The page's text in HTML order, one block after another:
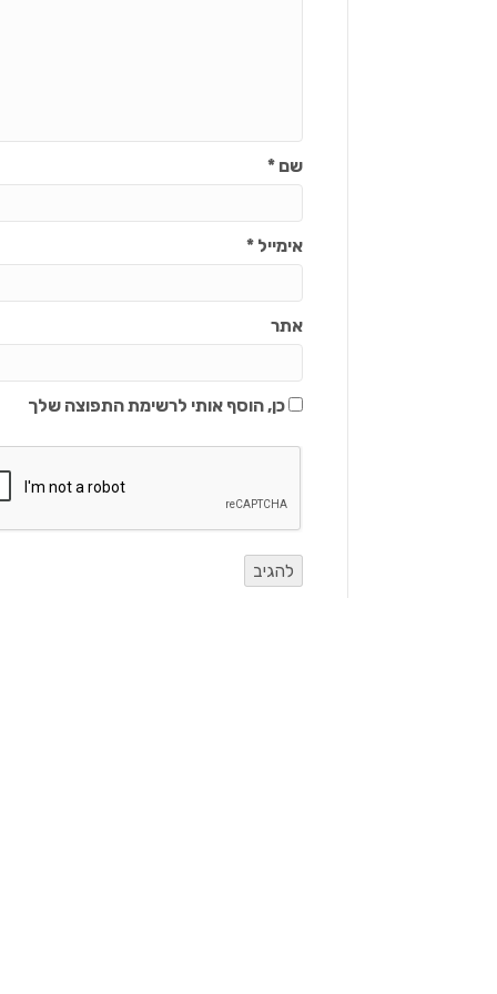
שם*
אימייל*
אתר
כן, הוסף אותי לרשימת התפוצה שלך